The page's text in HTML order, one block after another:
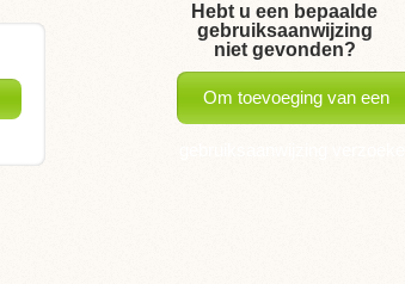
Hebt u een bepaalde
gebruiksaanwijzing
niet gevonden?
Om toevoeging van een